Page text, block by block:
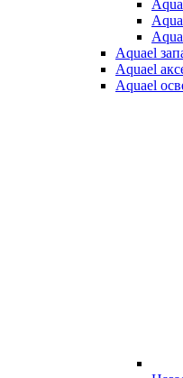
Aquael
Aquael
Aquael